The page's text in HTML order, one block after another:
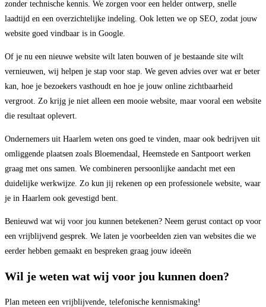
zonder technische kennis. We zorgen voor een helder ontwerp, snelle
laadtijd en een overzichtelijke indeling. Ook letten we op SEO, zodat jouw
website goed vindbaar is in Google.
Of je nu een nieuwe website wilt laten bouwen of je bestaande site wilt
vernieuwen, wij helpen je stap voor stap. We geven advies over wat er beter
kan, hoe je bezoekers vasthoudt en hoe je jouw online zichtbaarheid
vergroot. Zo krijg je niet alleen een mooie website, maar vooral een website
die resultaat oplevert.
Ondernemers uit Haarlem weten ons goed te vinden, maar ook bedrijven uit
omliggende plaatsen zoals Bloemendaal, Heemstede en Santpoort werken
graag met ons samen. We combineren persoonlijke aandacht met een
duidelijke werkwijze. Zo kun jij rekenen op een professionele website, waar
je in Haarlem ook gevestigd bent.
Benieuwd wat wij voor jou kunnen betekenen? Neem gerust contact op voor
een vrijblijvend gesprek. We laten je voorbeelden zien van websites die we
eerder hebben gemaakt en bespreken graag jouw ideeën
Wil je weten wat wij voor jou kunnen doen?
Plan meteen een vrijblijvende, telefonische kennismaking!